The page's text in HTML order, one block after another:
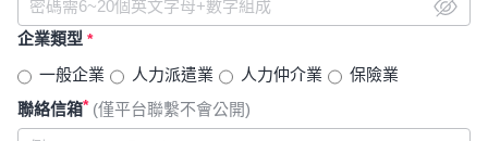
企業類型 *
一般企業 人力派遣業 人力仲介業
保險業
聯絡信箱* (僅平台聯繫不會公開)